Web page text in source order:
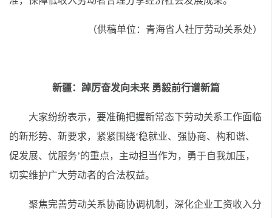
（供稿单位：青海省人社厅劳动关系处）
新疆：踔厉奋发向未来 勇毅前行谱新篇
大家纷纷表示，要准确把握新常态下劳动关系工作面临
的新形势、新要求，紧紧围绕‘稳就业、强协商、构和谐、
促发展、优服务’的重点，主动担当作为，勇于自我加压，
切实维护广大劳动者的合法权益。
聚焦完善劳动关系协商协调机制，深化企业工资收入分